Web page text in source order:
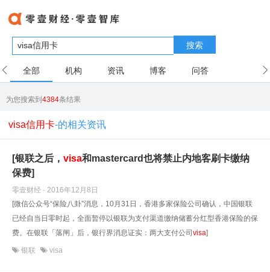
搜索
全部 机构 资讯 博客 问答
为您搜索到4384条结果
visa信用卡-的相关资讯
[银联之后， visa和mastercard也将禁止内地客刷卡缴纳
保费]
零壹财经 · 2016年12月8日
[微信公众号“保险八卦”消息，10月31日，香港多家保险公司确认，中国银联
已经自当日零时起，全面暂停以银联为支付渠道缴纳储蓄分红型香港保险的保
费。在银联「落闸」后，银行界消息证实：两大支付公司visa]
银联 visa